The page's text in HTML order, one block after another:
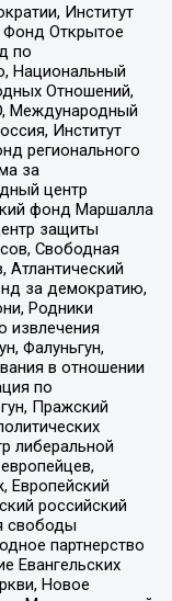
Институт
Открытое
по
Национальный
Отношений,
Международный
Институт
регионального
за
центр
фонд Маршалла
защиты
Свободная
Атлантический
за демократию,
Родники
извлечения
Фалуньгун,
в отношении
по
Пражский
либеральной
Европейский
российский
свободы
партнерство
Евангельских
Новое